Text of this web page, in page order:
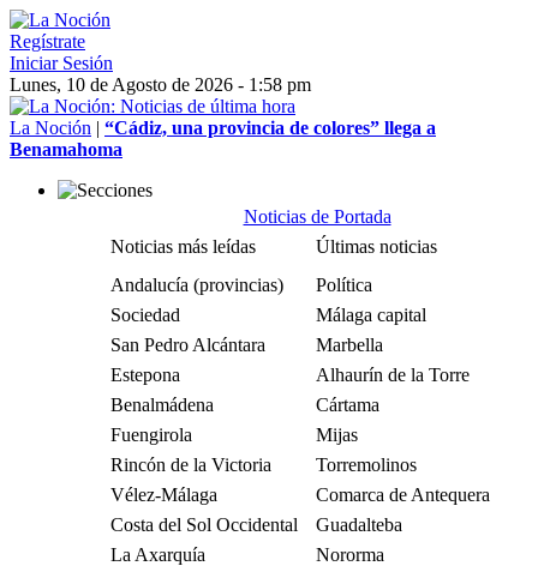
Regístrate
Iniciar Sesión
Lunes, 10 de Agosto de 2026 - 1:58 pm
La Noción | “Cádiz, una provincia de colores” llega a
Benamahoma
Noticias de Portada
Noticias más leídas
Últimas noticias
Andalucía (provincias)
Política
Sociedad
Málaga capital
San Pedro Alcántara
Marbella
Estepona
Alhaurín de la Torre
Benalmádena
Cártama
Fuengirola
Mijas
Rincón de la Victoria
Torremolinos
Vélez-Málaga
Comarca de Antequera
Costa del Sol Occidental
Guadalteba
La Axarquía
Nororma